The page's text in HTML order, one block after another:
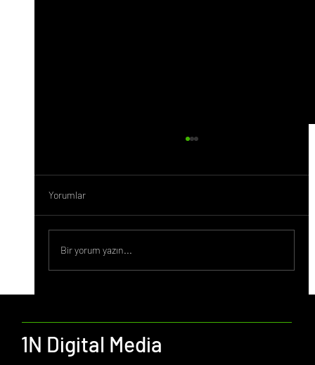
Deneyimine Etkisi ve Geleceği
Yorumlar
Bir yorum yazın...
1N Digital Media